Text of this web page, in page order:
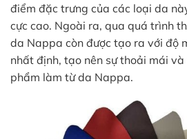
điểm đặc trưng của các loại da
cực cao. Ngoài ra, qua quá trình
da Nappa còn được tạo ra với độ
nhất định, tạo nên sự thoải mái
phẩm làm từ da Nappa.